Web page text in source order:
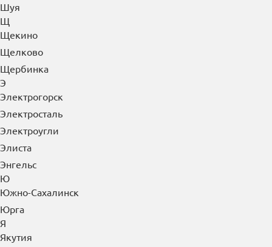
Шуя
Щ
Щекино
Щелково
Щербинка
Э
Электрогорск
Электросталь
Электроугли
Элиста
Энгельс
Ю
Южно-Сахалинск
Юрга
Я
Якутия